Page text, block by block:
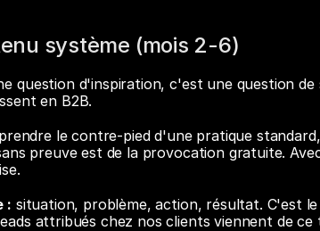
système (mois 2-6)
question d'inspiration, c'est une question de
en B2B.
prendre le contre-pied d'une pratique
preuve est de la provocation gratuite.
: situation, problème, action, résultat. C'est
attribués chez nos clients viennent de ce